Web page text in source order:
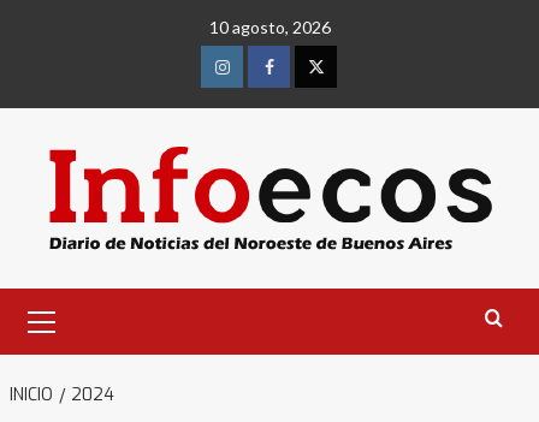
10 agosto, 2026
InstagramFacebookTwitter
primario
INICIO 2024